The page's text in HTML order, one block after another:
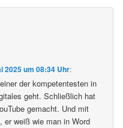
2025 um 08:34 Uhr:
der kompetentesten in
geht. Schließlich hat
gemacht. Und mit
er weiß wie man in Word